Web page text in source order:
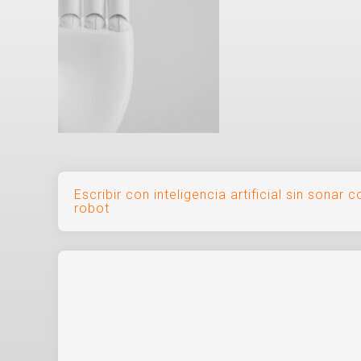
Navegación
de
entradas
Escribir con inteligencia artificial sin sonar
robot